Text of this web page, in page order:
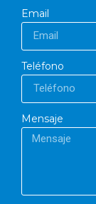
Email
Teléfono
Mensaje